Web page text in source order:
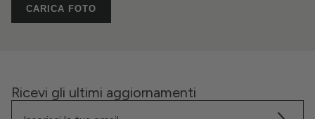
CARICA FOTO
Ricevi gli ultimi aggiornamenti